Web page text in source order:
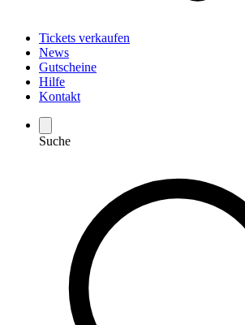
Tickets verkaufen
News
Gutscheine
Hilfe
Kontakt
Suche